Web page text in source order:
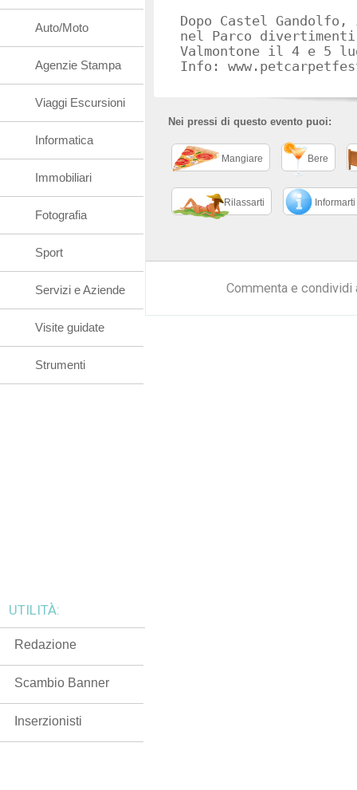
Dopo Castel
nel Parco
Valmontone il 4 e 5
Info:
Nei pressi di questo evento puoi:
Mangiare Bere
Rilassarti Informarti
Commenta e
Auto/Moto
Agenzie Stampa
Viaggi Escursioni
Informatica
Immobiliari
Fotografia
Sport
Servizi e Aziende
Visite guidate
Strumenti
UTILITÀ:
Redazione
Scambio Banner
Inserzionisti